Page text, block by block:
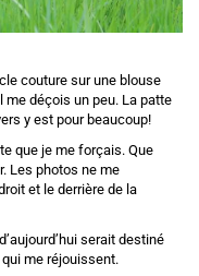
couture sur une blouse
me déçois un peu. La patte
y est pour beaucoup!
que je me forçais. Que
Les photos ne me
et le derrière de la
serait destiné
me réjouissent.